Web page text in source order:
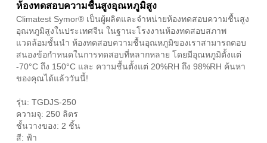
ห้องทดสอบความชื้นสูงอุณหภูมิสูง
Climatest Symor® เป็นผู้ผลิตและจำหน่ายห้องทดสอบความชื้นสูง
อุณหภูมิสูงในประเทศจีน ในฐานะโรงงานห้องทดสอบสภาพ
แวดล้อมชั้นนำ ห้องทดสอบความชื้นอุณหภูมิของเราสามารถตอบ
สนองข้อกำหนดในการทดสอบที่หลากหลาย โดยมีอุณหภูมิตั้งแต่
-70°C ถึง 150°C และ ความชื้นตั้งแต่ 20%RH ถึง 98%RH ค้นหา
ของคุณได้แล้ววันนี้!
รุ่น: TGDJS-250
ความจุ: 250 ลิตร
ชั้นวางของ: 2 ชิ้น
สี: ฟ้า